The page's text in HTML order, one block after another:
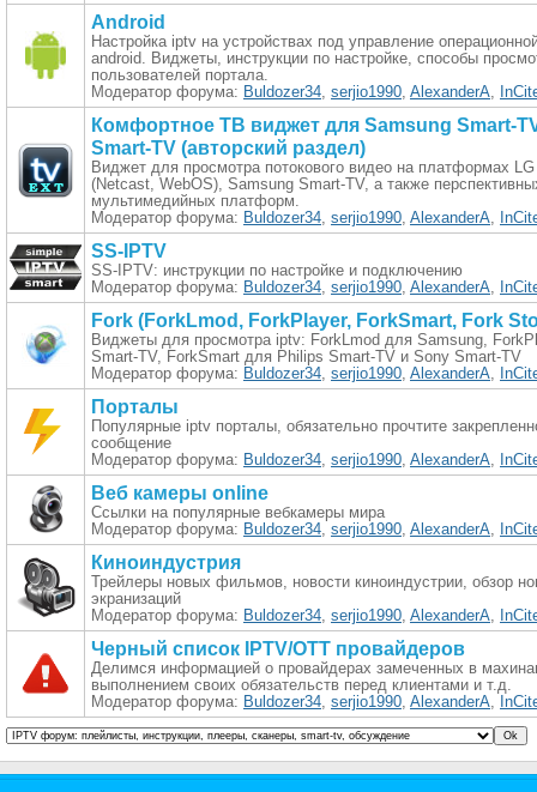
Android
Настройка iptv на устройствах под управление
android. Виджеты, инструкции по настройке, способы
пользователей портала.
Модератор форума: Buldozer34, serjio1990, AlexanderA,
Комфортное ТВ виджет для Samsung Smart-
Smart-TV (авторский раздел)
Виджет для просмотра потокового видео на платформах
(Netcast, WebOS), Samsung Smart-TV, а также
мультимедийных платформ.
Модератор форума: Buldozer34, serjio1990, AlexanderA,
SS-IPTV
SS-IPTV: инструкции по настройке и подключению
Модератор форума: Buldozer34, serjio1990, AlexanderA,
Fork (ForkLmod, ForkPlayer, ForkSmart, Fork
Виджеты для просмотра iptv: ForkLmod для Samsung,
Smart-TV, ForkSmart для Philips Smart-TV и Sony Smart-TV
Модератор форума: Buldozer34, serjio1990, AlexanderA,
Порталы
Популярные iptv порталы, обязательно прочтите
сообщение
Модератор форума: Buldozer34, serjio1990, AlexanderA,
Веб камеры online
Ссылки на популярные вебкамеры мира
Модератор форума: Buldozer34, serjio1990, AlexanderA,
Киноиндустрия
Трейлеры новых фильмов, новости киноиндустрии, обзор
экранизаций
Модератор форума: Buldozer34, serjio1990, AlexanderA,
Черный список IPTV/OTT провайдеров
Делимся информацией о провайдерах замеченных в
выполнением своих обязательств перед клиентами и т.д.
Модератор форума: Buldozer34, serjio1990, AlexanderA,